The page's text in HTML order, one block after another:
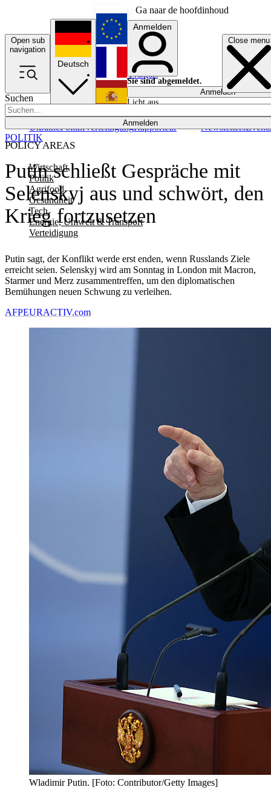
Ga naar de hoofdinhoud
Open sub
navigation
Close menu
Suchen
Anmelden
POLICY AREAS
Wirtschaft
Politik
Agrifood
Gesundheit
Tech
Energie, Umwelt & Transport
Verteidigung
UkrainePolitikVerteidigungRapporteur NewslettersEvents
Deutsch
English
Français
Anmelden
Sie sind abgemeldet.
Anmelden
Licht aus
Putin schließt Gespräche mit
Selenskyj aus und schwört, den
Krieg fortzusetzen
Putin sagt, der Konflikt werde erst enden, wenn Russlands Ziele
erreicht seien. Selenskyj wird am Sonntag in London mit Macron,
Starmer und Merz zusammentreffen, um den diplomatischen
Bemühungen neuen Schwung zu verleihen.
POLITIK
AFPEURACTIV.com
Wladimir Putin. [Foto: Contributor/Getty Images]